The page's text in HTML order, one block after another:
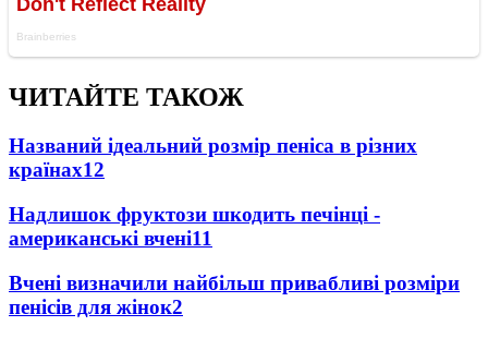
ЧИТАЙТЕ ТАКОЖ
Названий ідеальний розмір пеніса в різних
країнах12
Надлишок фруктози шкодить печінці -
американські вчені11
Вчені визначили найбільш привабливі розміри
пенісів для жінок2